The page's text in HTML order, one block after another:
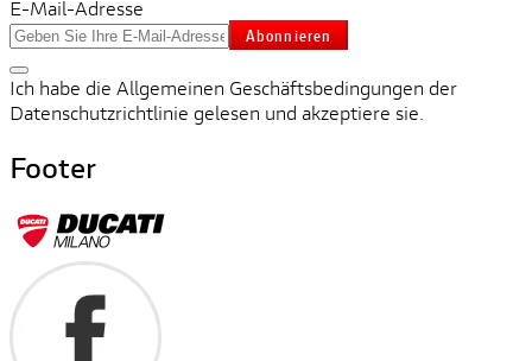
E-Mail-Adresse
Abonnieren
Ich habe die Allgemeinen Geschäftsbedingungen der
Datenschutzrichtlinie gelesen und akzeptiere sie.
Footer